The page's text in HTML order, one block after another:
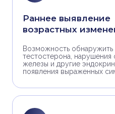
Раннее выявление
возрастных
Возможность
тестостерона,
железы и другие
появления выраженных